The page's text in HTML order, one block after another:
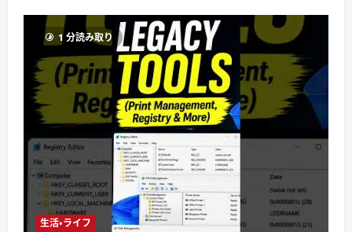
1 分読み取り
生活・ライフ